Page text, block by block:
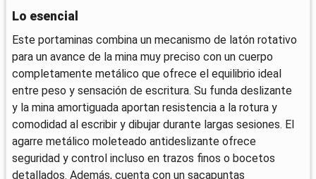
Lo esencial
Este portaminas combina un mecanismo de latón rotativo
para un avance de la mina muy preciso con un cuerpo
completamente metálico que ofrece el equilibrio ideal
entre peso y sensación de escritura. Su funda deslizante
y la mina amortiguada aportan resistencia a la rotura y
comodidad al escribir y dibujar durante largas sesiones. El
agarre metálico moleteado antideslizante ofrece
seguridad y control incluso en trazos finos o bocetos
detallados. Además, cuenta con un sacapuntas